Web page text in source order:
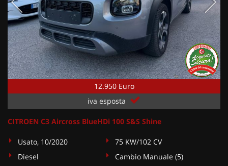
12.950 Euro
iva esposta
CITROEN C3 Aircross BlueHDi 100 S&S Shine
Usato, 10/2020
75 KW/102 CV
Diesel
Cambio Manuale (5)